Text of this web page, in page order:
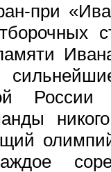
при